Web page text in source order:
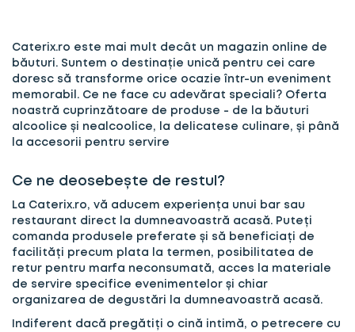
Caterix.ro este mai mult decât un magazin online de
băuturi. Suntem o destinație unică pentru cei care
doresc să transforme orice ocazie într-un eveniment
memorabil. Ce ne face cu adevărat speciali? Oferta
noastră cuprinzătoare de produse - de la băuturi
alcoolice și nealcoolice, la delicatese culinare, și până
la accesorii pentru servire
Ce ne deosebește de restul?
La Caterix.ro, vă aducem experiența unui bar sau
restaurant direct la dumneavoastră acasă. Puteți
comanda produsele preferate și să beneficiați de
facilități precum plata la termen, posibilitatea de
retur pentru marfa neconsumată, acces la materiale
de servire specifice evenimentelor și chiar
organizarea de degustări la dumneavoastră acasă.
Indiferent dacă pregătiți o cină intimă, o petrecere cu